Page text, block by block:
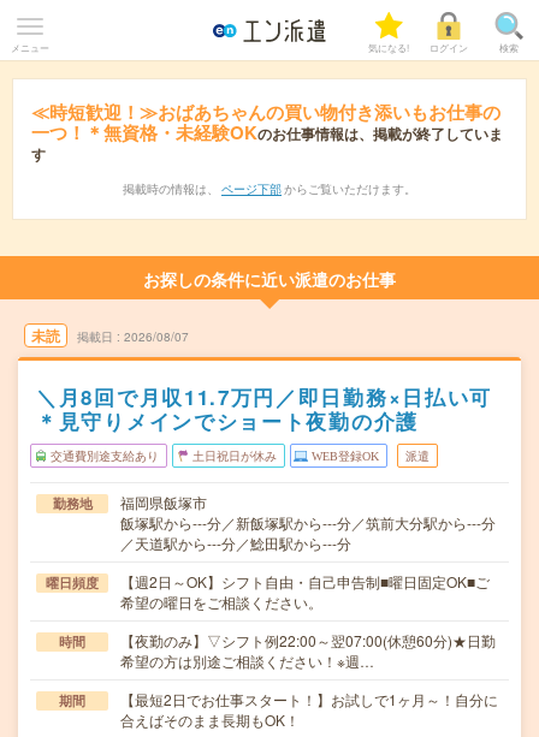
メニュー 気になる! ログイン 検索
≪時短歓迎！≫おばあちゃんの買い物付き添いもお仕事の
一つ！＊無資格・未経験OKのお仕事情報は、掲載が終了していま
す
掲載時の情報は、 ページ下部 からご覧いただけます。
お探しの条件に近い派遣のお仕事
未読 掲載日 2026/08/07
＼月8回で月収11.7万円／即日勤務×日払い可
＊見守りメインでショート夜勤の介護
交通費別途支給あり 土日祝日が休み WEB登録OK 派遣
勤務地
福岡県飯塚市
飯塚駅から---分／新飯塚駅から---分／筑前大分駅から---分
／天道駅から---分／鯰田駅から---分
曜日頻度
【週2日～OK】シフト自由・自己申告制■曜日固定OK■ご
希望の曜日をご相談ください。
時間
【夜勤のみ】▽シフト例22:00～翌07:00(休憩60分)★日勤
希望の方は別途ご相談ください！※週…
期間
【最短2日でお仕事スタート！】お試しで1ヶ月～！自分に
合えばそのまま長期もOK！